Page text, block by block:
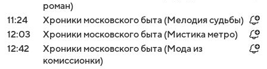
роман)
11:24
Хроники московского быта (Мелодия судьбы)
12:03
Хроники московского быта (Мистика метро)
12:42
Хроники московского быта (Мода из
комиссионки)